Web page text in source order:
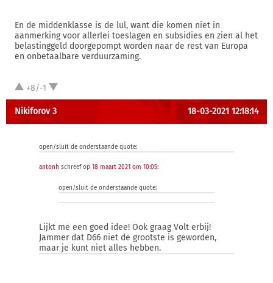
En de middenklasse is de lul, want die komen niet in
aanmerking voor allerlei toeslagen en subsidies en zien al het
belastinggeld doorgepompt worden naar de rest van Europa
en onbetaalbare verduurzaming.
+8/-1
Nikiforov 3 18-03-2021 12:18:14
open/sluit de onderstaande quote:
antonh schreef op 18 maart 2021 om 10:05:
open/sluit de onderstaande quote:
Lijkt me een goed idee! Ook graag Volt erbij!
Jammer dat D66 niet de grootste is geworden,
maar je kunt niet alles hebben.